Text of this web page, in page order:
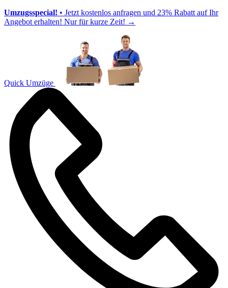
Umzugsspecial! • Jetzt kostenlos anfragen und 23% Rabatt auf Ihr
Angebot erhalten! Nur für kurze Zeit! →
Quick Umzüge